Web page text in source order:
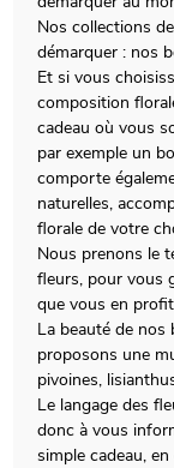
Nos collections
démarquer : nos
Et si vous
composition
cadeau où vous
par exemple un
comporte
naturelles,
florale de votre
Nous prenons le
fleurs, pour vous
que vous en
La beauté de nos
proposons une
pivoines,
Le langage des
donc à vous
simple cadeau,